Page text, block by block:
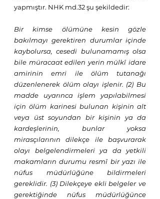
yapmıştır. NHK md.32 şu şekildedir:
Bir kimse ölümüne kesin gözle
bakılmayı gerektiren durumlar içinde
kaybolursa, cesedi bulunamamış olsa
bile müracaat edilen yerin mülkî idare
amirinin emri ile ölüm tutanağı
düzenlenerek ölüm olayı işlenir. (2) Bu
madde uyarınca işlem yapılabilmesi
için ölüm karinesi bulunan kişinin alt
veya üst soyundan bir kişinin ya da
kardeşlerinin, bunlar yoksa
mirasçılarının dilekçe ile başvurarak
olayı belgelendirmeleri ya da yetkili
makamların durumu resmî bir yazı ile
nüfus müdürlüğüne bildirmeleri
gereklidir. (3) Dilekçeye ekli belgeler ve
gerektiğinde nüfus müdürlüğünce